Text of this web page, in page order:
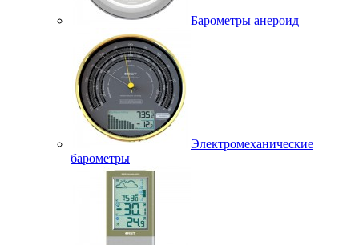
Барометры анероид
Электромеханические
барометры